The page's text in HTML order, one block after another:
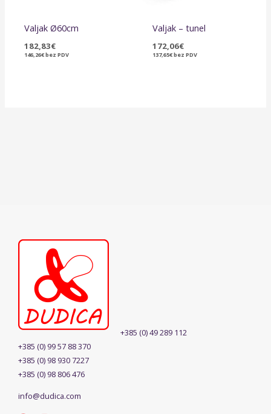
Valjak Ø60cm
182,83€
146,26€bez PDV
Valjak – tunel
172,06€
137,65€bez PDV
+385 (0) 49 289 112
+385 (0) 99 57 88 370
+385 (0) 98 930 7227
+385 (0) 98 806 476
info@dudica.com